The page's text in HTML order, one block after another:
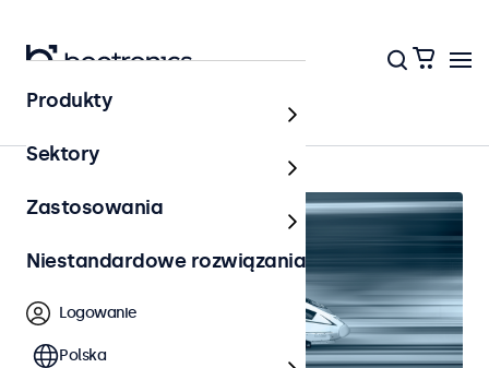
Strona główna
Produkty
Sektory
Zastosowania
Niestandardowe rozwiązania
Logowanie
Polska